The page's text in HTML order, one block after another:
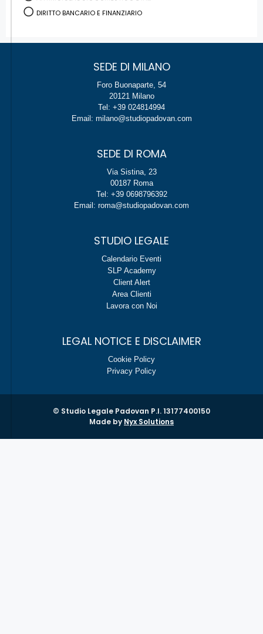
DIRITTO BANCARIO E FINANZIARIO
SEDE DI MILANO
Foro Buonaparte, 54
20121 Milano
Tel: +39 024814994
Email: milano@studiopadovan.com
SEDE DI ROMA
Via Sistina, 23
00187 Roma
Tel: +39 0698796392
Email: roma@studiopadovan.com
STUDIO LEGALE
Calendario Eventi
SLP Academy
Client Alert
Area Clienti
Lavora con Noi
LEGAL NOTICE E DISCLAIMER
Cookie Policy
Privacy Policy
© Studio Legale Padovan P.I. 13177400150
Made by Nyx Solutions